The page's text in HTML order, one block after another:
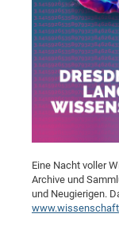
Eine Nacht voller
Archive und
und Neugierigen.